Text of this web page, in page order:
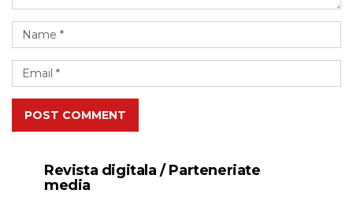
POST COMMENT
Revista digitala / Parteneriate
media